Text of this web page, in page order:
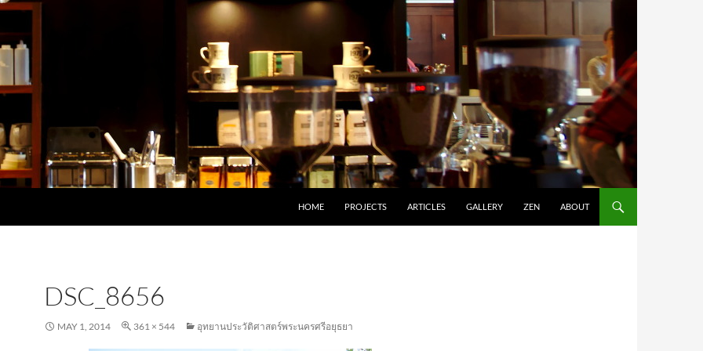
HOME PROJECTS ARTICLES GALLERY ZEN ABOUT
DSC_8656
MAY 1, 2014 361 × 544 อุทยานประวัติศาสตร์พระนครศรีอยุธยา